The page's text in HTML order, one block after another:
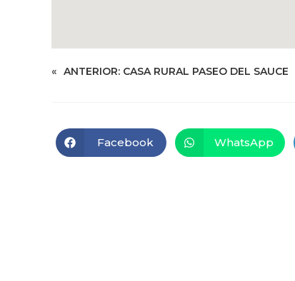
« ANTERIOR: CASA RURAL PASEO DEL SAUCE
Facebook WhatsApp